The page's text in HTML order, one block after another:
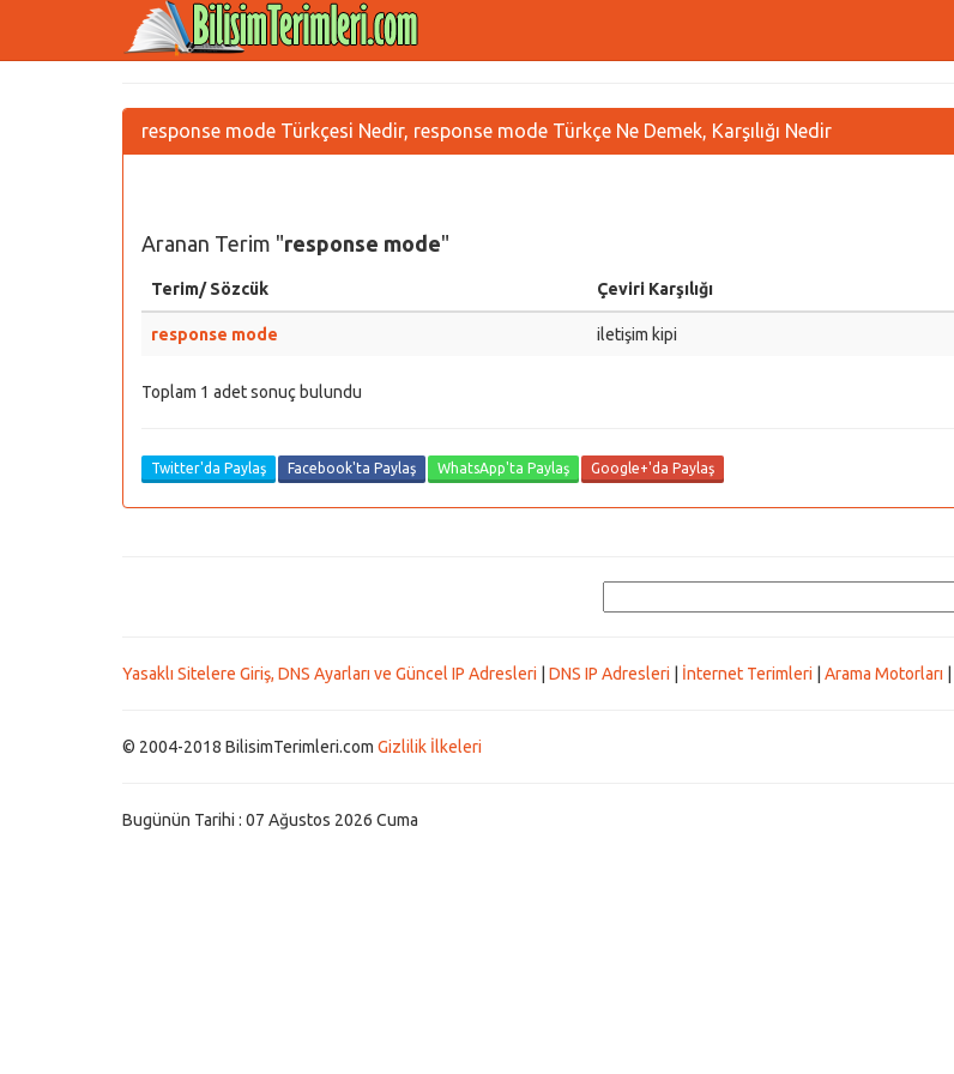
response mode Türkçesi Nedir, response mode Türkçe Ne Demek, Karşılığı Nedir
Aranan Terim "response mode"
Terim/ Sözcük Çeviri Karşılığı
response mode iletişim kipi
Toplam 1 adet sonuç bulundu
Twitter'da Paylaş Facebook'ta Paylaş WhatsApp'ta Paylaş Google+'da Paylaş
Yasaklı Sitelere Giriş, DNS Ayarları ve Güncel IP Adresleri DNS IP Adresleri İnternet Terimleri Arama Motorları
© 2004-2018 BilisimTerimleri.com Gizlilik İlkeleri
Bugünün Tarihi : 07 Ağustos 2026 Cuma